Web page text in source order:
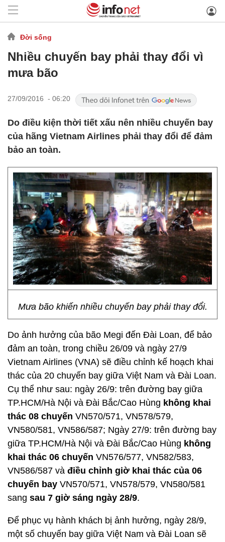
Đời sống
Nhiều chuyến bay phải thay đổi vì
mưa bão
27/09/2016 - 06:20
Do điều kiện thời tiết xấu nên nhiều chuyến bay
của hãng Vietnam Airlines phải thay đổi để đảm
bảo an toàn.
Mưa bão khiến nhiều chuyến bay phải thay đổi.
Do ảnh hưởng của bão Megi đến Đài Loan, để bảo
đảm an toàn, trong chiều 26/09 và ngày 27/9
Vietnam Airlines (VNA) sẽ điều chỉnh kế hoạch khai
thác của 20 chuyến bay giữa Việt Nam và Đài Loan.
Cụ thể như sau: ngày 26/9: trên đường bay giữa
TP.HCM/Hà Nội và Đài Bắc/Cao Hùng không khai
thác 08 chuyến VN570/571, VN578/579,
VN580/581, VN586/587; Ngày 27/9: trên đường bay
giữa TP.HCM/Hà Nội và Đài Bắc/Cao Hùng không
khai thác 06 chuyến VN576/577, VN582/583,
VN586/587 và điều chỉnh giờ khai thác của 06
chuyến bay VN570/571, VN578/579, VN580/581
sang sau 7 giờ sáng ngày 28/9.
Để phục vụ hành khách bị ảnh hưởng, ngày 28/9,
một số chuyến bay giữa Việt Nam và Đài Loan sẽ